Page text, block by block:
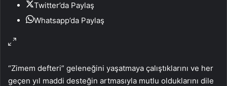
Twitter’da Paylaş
Whatsapp’da Paylaş
“Zimem defteri” geleneğini yaşatmaya çalıştıklarını ve her
geçen yıl maddi desteğin artmasıyla mutlu olduklarını dile